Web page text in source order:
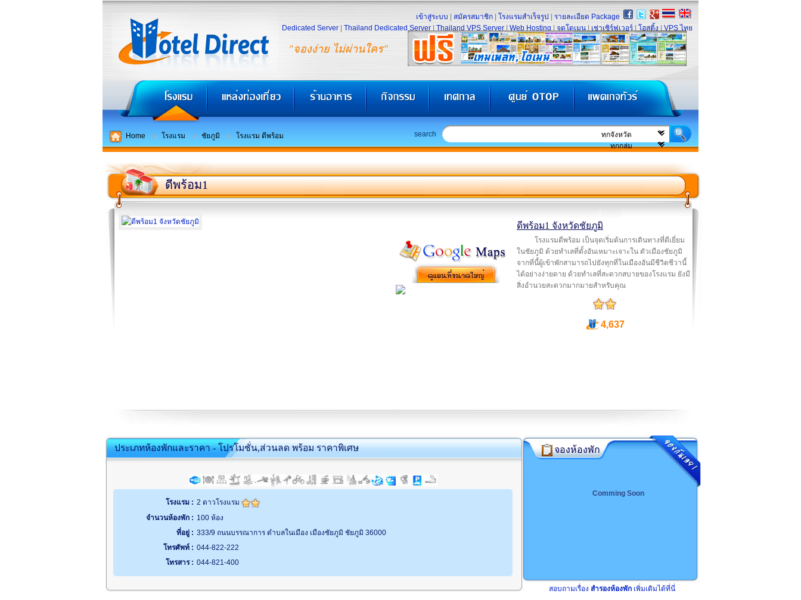
"จองง่าย ไม่ผ่านใคร"
เข้าสู่ระบบ สมัครสมาชิก โรงแรมสำเร็จรูป
รายละเอียด Package
Dedicated Server
Thailand Dedicated Server Thailand VPS Server Web Hosting จดโดเมน เช่าเซิร์ฟเวอร์ โฮสติ้ง VPS ไทย
Home โรงแรม ชัยภูมิ โรงแรม ดีพร้อม search
ดีพร้อม1
ดีพร้อม1 จังหวัดชัยภูมิ
โรงแรมดีพร้อม เป็นจุดเริ่มต้นการเดินทางที่ดีเยี่ยม
ในชัยภูมิ ด้วยทำเลที่ตั้งอันเหมาะเจาะใน ตัวเมืองชัยภูมิ
จากที่นี้ผู้เข้าพักสามารถไปยังทุกที่ในเมืองอันมีชีวิตชีวานี้
ได้อย่างง่ายดาย ด้วยทำเลที่สะดวกสบายของโรงแรม ยังมี
สิ่งอำนวยสะดวกมากมายสำหรับคุณ
4,637
ประเภทห้องพักและราคา - โปรโมชั่น,ส่วนลด พร้อม ราคาพิเศษ
โรงแรม : 2 ดาวโรงแรม
จำนวนห้องพัก : 100 ห้อง
ที่อยู่ : 333/9 ถนนบรรณาการ ตำบลในเมือง เมืองชัยภูมิ ชัยภูมิ 36000
โทรศัพท์ : 044-822-222
โทรสาร : 044-821-400
จองห้องพัก
Comming Soon
สอบถามเรื่อง สำรองห้องพัก เพิ่มเติมได้ที่นี่